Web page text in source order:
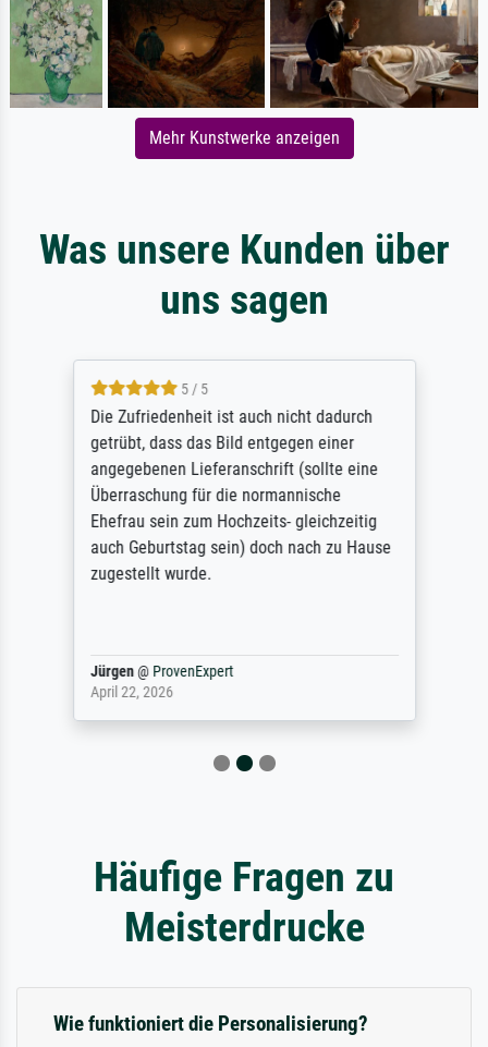
Mehr Kunstwerke anzeigen
Was unsere Kunden über
uns sagen
5 / 5
Die Zufriedenheit ist auch nicht dadurch
getrübt, dass das Bild entgegen einer
angegebenen Lieferanschrift (sollte eine
Überraschung für die normannische
Ehefrau sein zum Hochzeits- gleichzeitig
auch Geburtstag sein) doch nach zu Hause
zugestellt wurde.
Jürgen@ ProvenExpert
April 22, 2026
Häufige Fragen zu
Meisterdrucke
Wie funktioniert die Personalisierung?